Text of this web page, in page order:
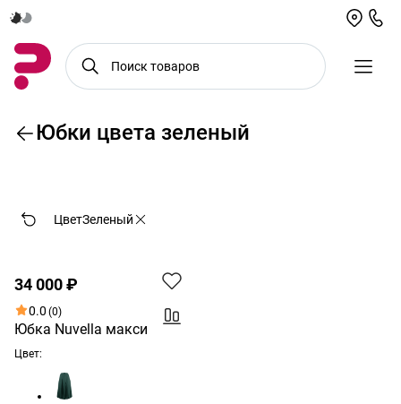
Юбки цвета зеленый
ЦветЗеленый
34 000 ₽
0.0 (0)
Юбка Nuvella макси
Цвет: